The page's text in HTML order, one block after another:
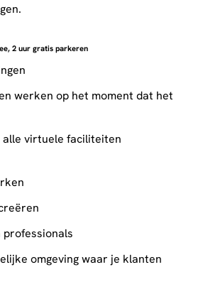
2 uur gratis parkeren
werken op het moment dat het
alle virtuele faciliteiten
professionals
omgeving waar je klanten